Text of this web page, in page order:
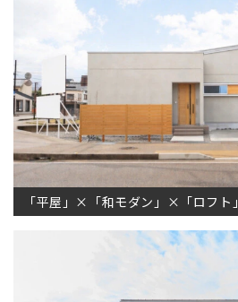
「平屋」×「和モダン」×「ロフト」